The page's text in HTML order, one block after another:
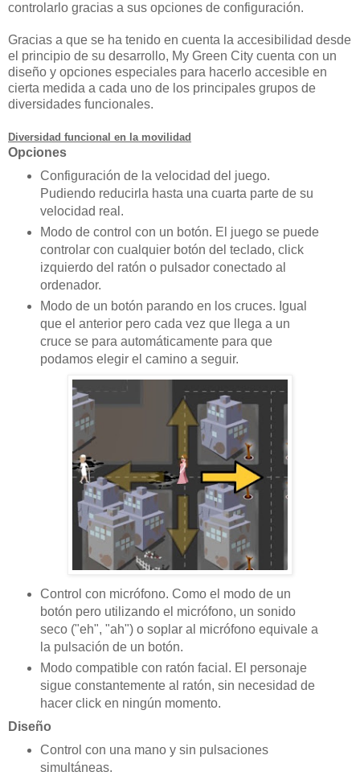
controlarlo gracias a sus opciones de configuración.
Gracias a que se ha tenido en cuenta la accesibilidad desde
el principio de su desarrollo, My Green City cuenta con un
diseño y opciones especiales para hacerlo accesible en
cierta medida a cada uno de los principales grupos de
diversidades funcionales.
Diversidad funcional en la movilidad
Opciones
Configuración de la velocidad del juego.
Pudiendo reducirla hasta una cuarta parte de su
velocidad real.
Modo de control con un botón. El juego se puede
controlar con cualquier botón del teclado, click
izquierdo del ratón o pulsador conectado al
ordenador.
Modo de un botón parando en los cruces. Igual
que el anterior pero cada vez que llega a un
cruce se para automáticamente para que
podamos elegir el camino a seguir.
Control con micrófono. Como el modo de un
botón pero utilizando el micrófono, un sonido
seco ("eh", "ah") o soplar al micrófono equivale a
la pulsación de un botón.
Modo compatible con ratón facial. El personaje
sigue constantemente al ratón, sin necesidad de
hacer click en ningún momento.
Diseño
Control con una mano y sin pulsaciones
simultáneas.